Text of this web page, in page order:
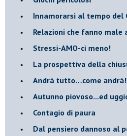
Innamorarsi al tempo del
​Relazioni che fanno male
​Stressi-AMO-ci meno!
​La prospettiva della
​Andrà tutto…come andrà!
Autunno piovoso...ed
​Contagio di paura
​Dal pensiero dannoso al